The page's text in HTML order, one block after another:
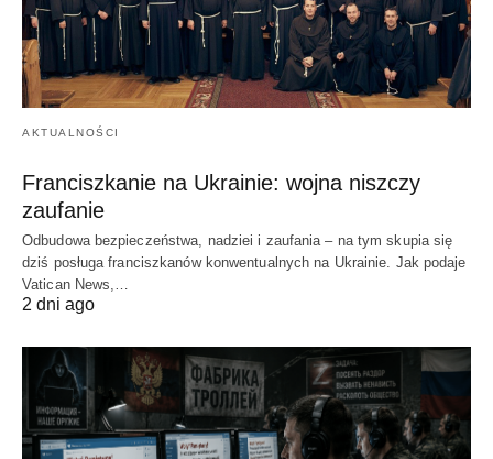
AKTUALNOŚCI
Franciszkanie na Ukrainie: wojna niszczy
zaufanie
Odbudowa bezpieczeństwa, nadziei i zaufania – na tym skupia się
dziś posługa franciszkanów konwentualnych na Ukrainie. Jak podaje
Vatican News,…
2 dni ago